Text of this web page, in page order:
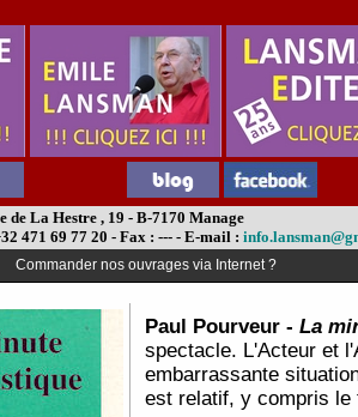
de La Hestre , 19 - B-7170 Manage
471 69 77 20 - Fax : --- - E-mail :
Commander nos ouvrages via Internet ?
Paul Pourveur - La
spectacle. L'Acteur et
embarrassante
est relatif, y compris